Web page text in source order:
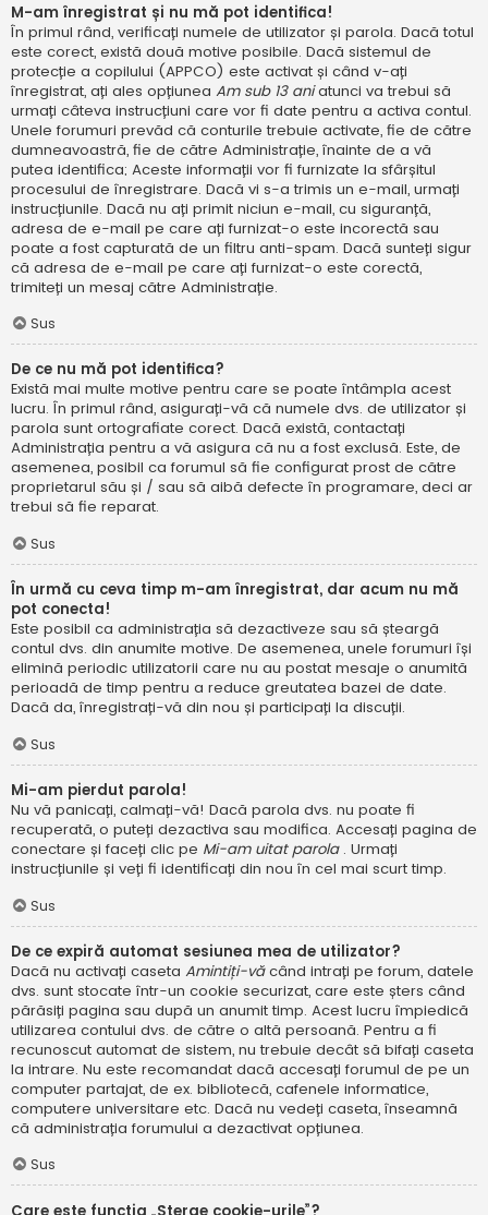
M-am înregistrat și nu mă pot identifica!
În primul rând, verificați numele de utilizator și parola. Dacă totul
este corect, există două motive posibile. Dacă sistemul de
protecție a copilului (APPCO) este activat și când v-ați
înregistrat, ați ales opțiunea Am sub 13 aniatunci va trebui să
urmați câteva instrucțiuni care vor fi date pentru a activa contul.
Unele forumuri prevăd că conturile trebuie activate, fie de către
dumneavoastră, fie de către Administrație, înainte de a vă
putea identifica; Aceste informații vor fi furnizate la sfârșitul
procesului de înregistrare. Dacă vi s-a trimis un e-mail, urmați
instrucțiunile. Dacă nu ați primit niciun e-mail, cu siguranță,
adresa de e-mail pe care ați furnizat-o este incorectă sau
poate a fost capturată de un filtru anti-spam. Dacă sunteți sigur
că adresa de e-mail pe care ați furnizat-o este corectă,
trimiteți un mesaj către Administrație.
Sus
De ce nu mă pot identifica?
Există mai multe motive pentru care se poate întâmpla acest
lucru. În primul rând, asigurați-vă că numele dvs. de utilizator și
parola sunt ortografiate corect. Dacă există, contactați
Administrația pentru a vă asigura că nu a fost exclusă. Este, de
asemenea, posibil ca forumul să fie configurat prost de către
proprietarul său și / sau să aibă defecte în programare, deci ar
trebui să fie reparat.
Sus
În urmă cu ceva timp m-am înregistrat, dar acum nu mă
pot conecta!
Este posibil ca administrația să dezactiveze sau să șteargă
contul dvs. din anumite motive. De asemenea, unele forumuri își
elimină periodic utilizatorii care nu au postat mesaje o anumită
perioadă de timp pentru a reduce greutatea bazei de date.
Dacă da, înregistrați-vă din nou și participați la discuții.
Sus
Mi-am pierdut parola!
Nu vă panicați, calmați-vă! Dacă parola dvs. nu poate fi
recuperată, o puteți dezactiva sau modifica. Accesați pagina de
conectare și faceți clic pe Mi-am uitat parola . Urmați
instrucțiunile și veți fi identificați din nou în cel mai scurt timp.
Sus
De ce expiră automat sesiunea mea de utilizator?
Dacă nu activați caseta Amintiți-văcând intrați pe forum, datele
dvs. sunt stocate într-un cookie securizat, care este șters când
părăsiți pagina sau după un anumit timp. Acest lucru împiedică
utilizarea contului dvs. de către o altă persoană. Pentru a fi
recunoscut automat de sistem, nu trebuie decât să bifați caseta
la intrare. Nu este recomandat dacă accesați forumul de pe un
computer partajat, de ex. bibliotecă, cafenele informatice,
computere universitare etc. Dacă nu vedeți caseta, înseamnă
că administrația forumului a dezactivat opțiunea.
Sus
Care este funcția „Șterge cookie-urile”?